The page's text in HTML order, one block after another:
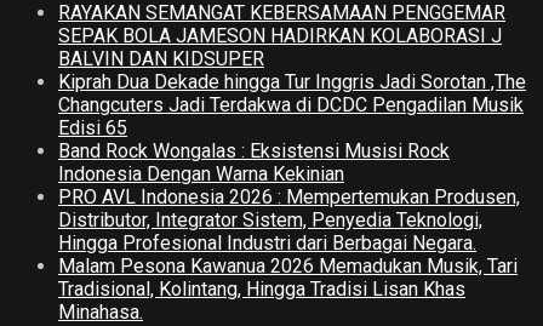
RAYAKAN SEMANGAT KEBERSAMAAN PENGGEMAR
SEPAK BOLA JAMESON HADIRKAN KOLABORASI J
BALVIN DAN KIDSUPER
Kiprah Dua Dekade hingga Tur Inggris Jadi Sorotan ,The
Changcuters Jadi Terdakwa di DCDC Pengadilan Musik
Edisi 65
Band Rock Wongalas : Eksistensi Musisi Rock
Indonesia Dengan Warna Kekinian
PRO AVL Indonesia 2026 : Mempertemukan Produsen,
Distributor, Integrator Sistem, Penyedia Teknologi,
Hingga Profesional Industri dari Berbagai Negara.
Malam Pesona Kawanua 2026 Memadukan Musik, Tari
Tradisional, Kolintang, Hingga Tradisi Lisan Khas
Minahasa.